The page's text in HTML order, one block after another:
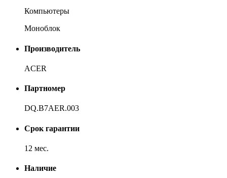
Компьютеры
Моноблок
Производитель
ACER
Партномер
DQ.B7AER.003
Срок гарантии
12 мес.
Наличие